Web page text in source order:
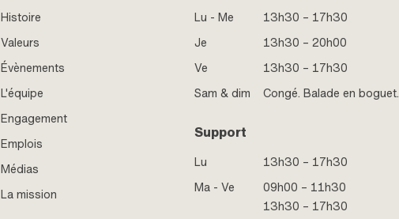
Histoire
Valeurs
Évènements
L'équipe
Engagement
Emplois
Médias
La mission
Lu - Me
13h30 – 17h30
Je
13h30 – 20h00
Ve
13h30 – 17h30
Sam & dim
Congé. Balade en boguet.
Support
Lu
13h30 – 17h30
Ma - Ve
09h00 – 11h30
13h30 – 17h30